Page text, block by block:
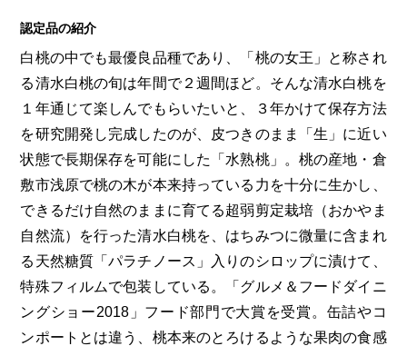
認定品の紹介
白桃の中でも最優良品種であり、「桃の女王」と称され
る清水白桃の旬は年間で２週間ほど。そんな清水白桃を
１年通じて楽しんでもらいたいと、３年かけて保存方法
を研究開発し完成したのが、皮つきのまま「生」に近い
状態で長期保存を可能にした「水熟桃」。桃の産地・倉
敷市浅原で桃の木が本来持っている力を十分に生かし、
できるだけ自然のままに育てる超弱剪定栽培（おかやま
自然流）を行った清水白桃を、はちみつに微量に含まれ
る天然糖質「パラチノース」入りのシロップに漬けて、
特殊フィルムで包装している。「グルメ＆フードダイニ
ングショー2018」フード部門で大賞を受賞。缶詰やコ
ンポートとは違う、桃本来のとろけるような果肉の食感